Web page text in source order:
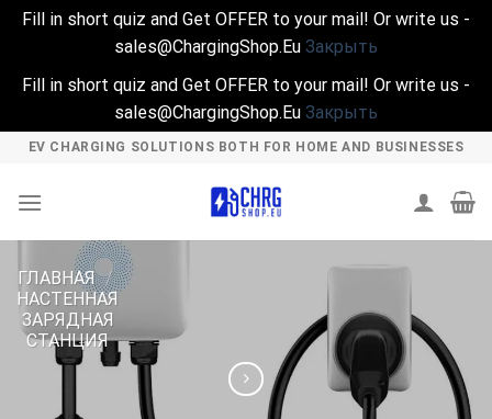
Fill in short quiz and Get OFFER to your mail! Or write us -
sales@ChargingShop.Eu Закрыть
Fill in short quiz and Get OFFER to your mail! Or write us -
sales@ChargingShop.Eu Закрыть
Skip
content
EV CHARGING SOLUTIONS BOTH FOR HOME AND BUSINESSES
ГЛАВНАЯ /
НАСТЕННАЯ
ЗАРЯДНАЯ
СТАНЦИЯ